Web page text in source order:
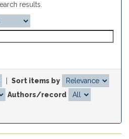
results.
Sort items by
Authors/record